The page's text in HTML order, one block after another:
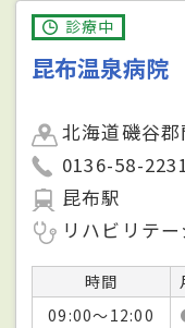
診療中
昆布温泉病院
北海道磯谷
0136-58-
昆布駅
リハビリテ
時間
09:00～12:00